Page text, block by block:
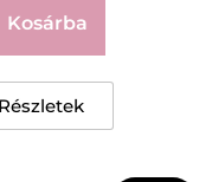
Kosárba